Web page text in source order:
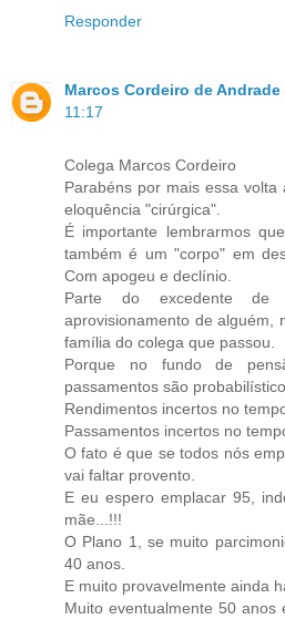
Responder
Marcos Cordeiro de Andrade
11:17
Colega Marcos Cordeiro
Parabéns por mais essa
eloquência "cirúrgica".
É importante lembrarmos
também é um "corpo" em
Com apogeu e declínio.
Parte do excedente
aprovisionamento de alguém,
família do colega que passou.
Porque no fundo de
passamentos são
Rendimentos incertos no
Passamentos incertos no
O fato é que se todos nós
vai faltar provento.
E eu espero emplacar 95,
mãe...!!!
O Plano 1, se muito
40 anos.
E muito provavelmente ainda
Muito eventualmente 50